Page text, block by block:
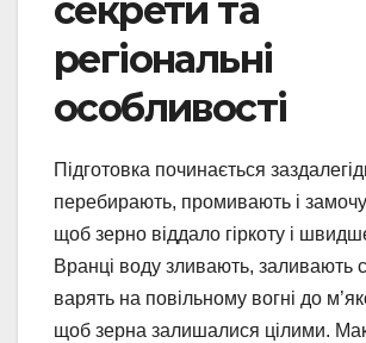
секрети та
регіональні
особливості
Підготовка починається
перебирають, промивають і
щоб зерно віддало гіркоту і
Вранці воду зливають, заливають
варять на повільному вогні до
щоб зерна залишалися цілими.